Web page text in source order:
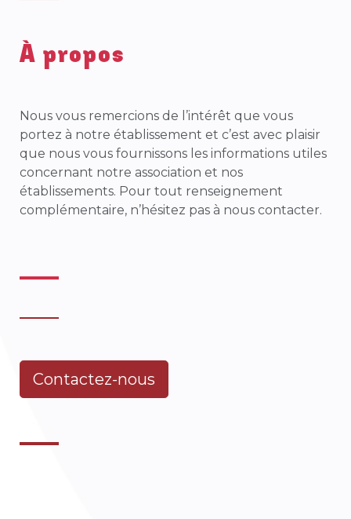
À propos
Nous vous remercions de l’intérêt que vous
portez à notre établissement et c’est avec plaisir
que nous vous fournissons les informations utiles
concernant notre association et nos
établissements. Pour tout renseignement
complémentaire, n’hésitez pas à nous contacter.
Contactez-nous